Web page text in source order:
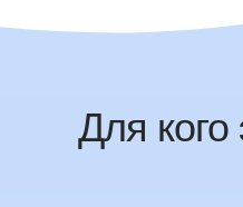
Для кого